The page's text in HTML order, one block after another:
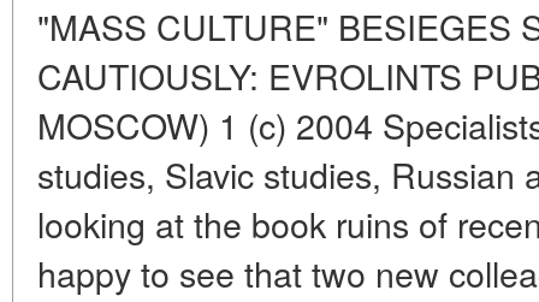
"MASS CULTURE" BESIEGES
CAUTIOUSLY: EVROLINTS
MOSCOW) 1 (c) 2004
studies, Slavic studies, Russian
looking at the book ruins of
happy to see that two new